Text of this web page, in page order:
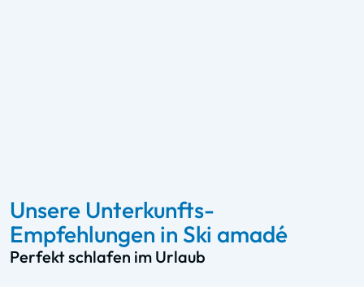
Unsere Unterkunfts-
Empfehlungen in Ski amadé
Perfekt schlafen im Urlaub